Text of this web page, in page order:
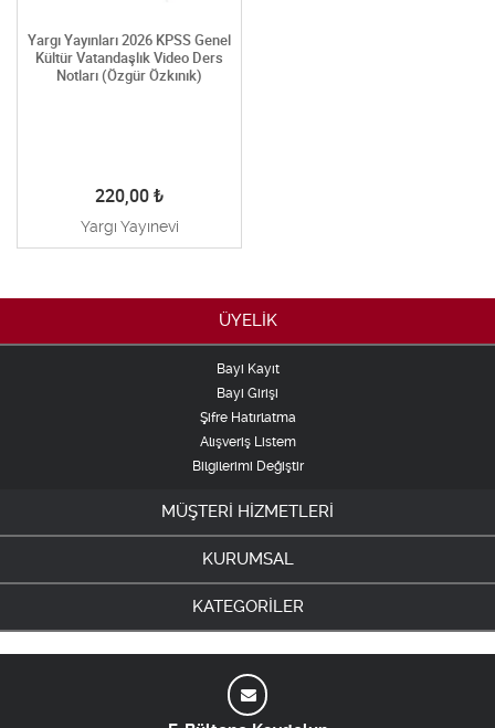
Yargı Yayınları 2026 KPSS Genel
Kültür Vatandaşlık Video Ders
Notları (Özgür Özkınık)
220,00 ₺
Yargı Yayınevi
ÜYELİK
Bayi Kayıt
Bayi Girişi
Şifre Hatırlatma
Alışveriş Listem
Bilgilerimi Değiştir
MÜŞTERİ HİZMETLERİ
KURUMSAL
KATEGORİLER